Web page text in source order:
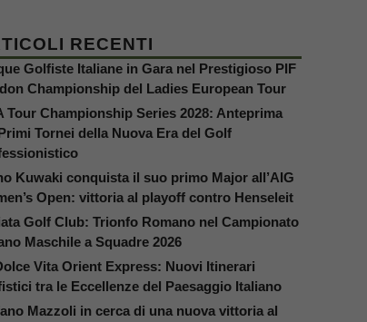
RECENTI
Golfiste Italiane in Gara nel Prestigioso PIF
Championship del Ladies European Tour
Tour Championship Series 2028: Anteprima
Tornei della Nuova Era del Golf
Kuwaki conquista il suo primo Major all’AIG
Open: vittoria al playoff contro Henseleit
Golf Club: Trionfo Romano nel Campionato
Maschile a Squadre 2026
Vita Orient Express: Nuovi Itinerari
tra le Eccellenze del Paesaggio Italiano
Mazzoli in cerca di una nuova vittoria al